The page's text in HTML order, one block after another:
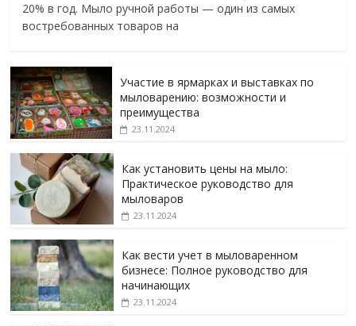
20% в год. Мыло ручной работы — один из самых
востребованных товаров на
Участие в ярмарках и выставках по
мыловарению: возможности и
преимущества
23.11.2024
Как установить цены на мыло:
Практическое руководство для
мыловаров
23.11.2024
Как вести учет в мыловаренном
бизнесе: Полное руководство для
начинающих
23.11.2024